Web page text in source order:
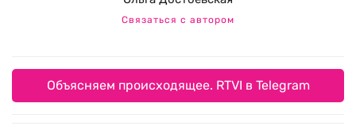
Связаться с автором
Объясняем происходящее. RTVI в Telegram